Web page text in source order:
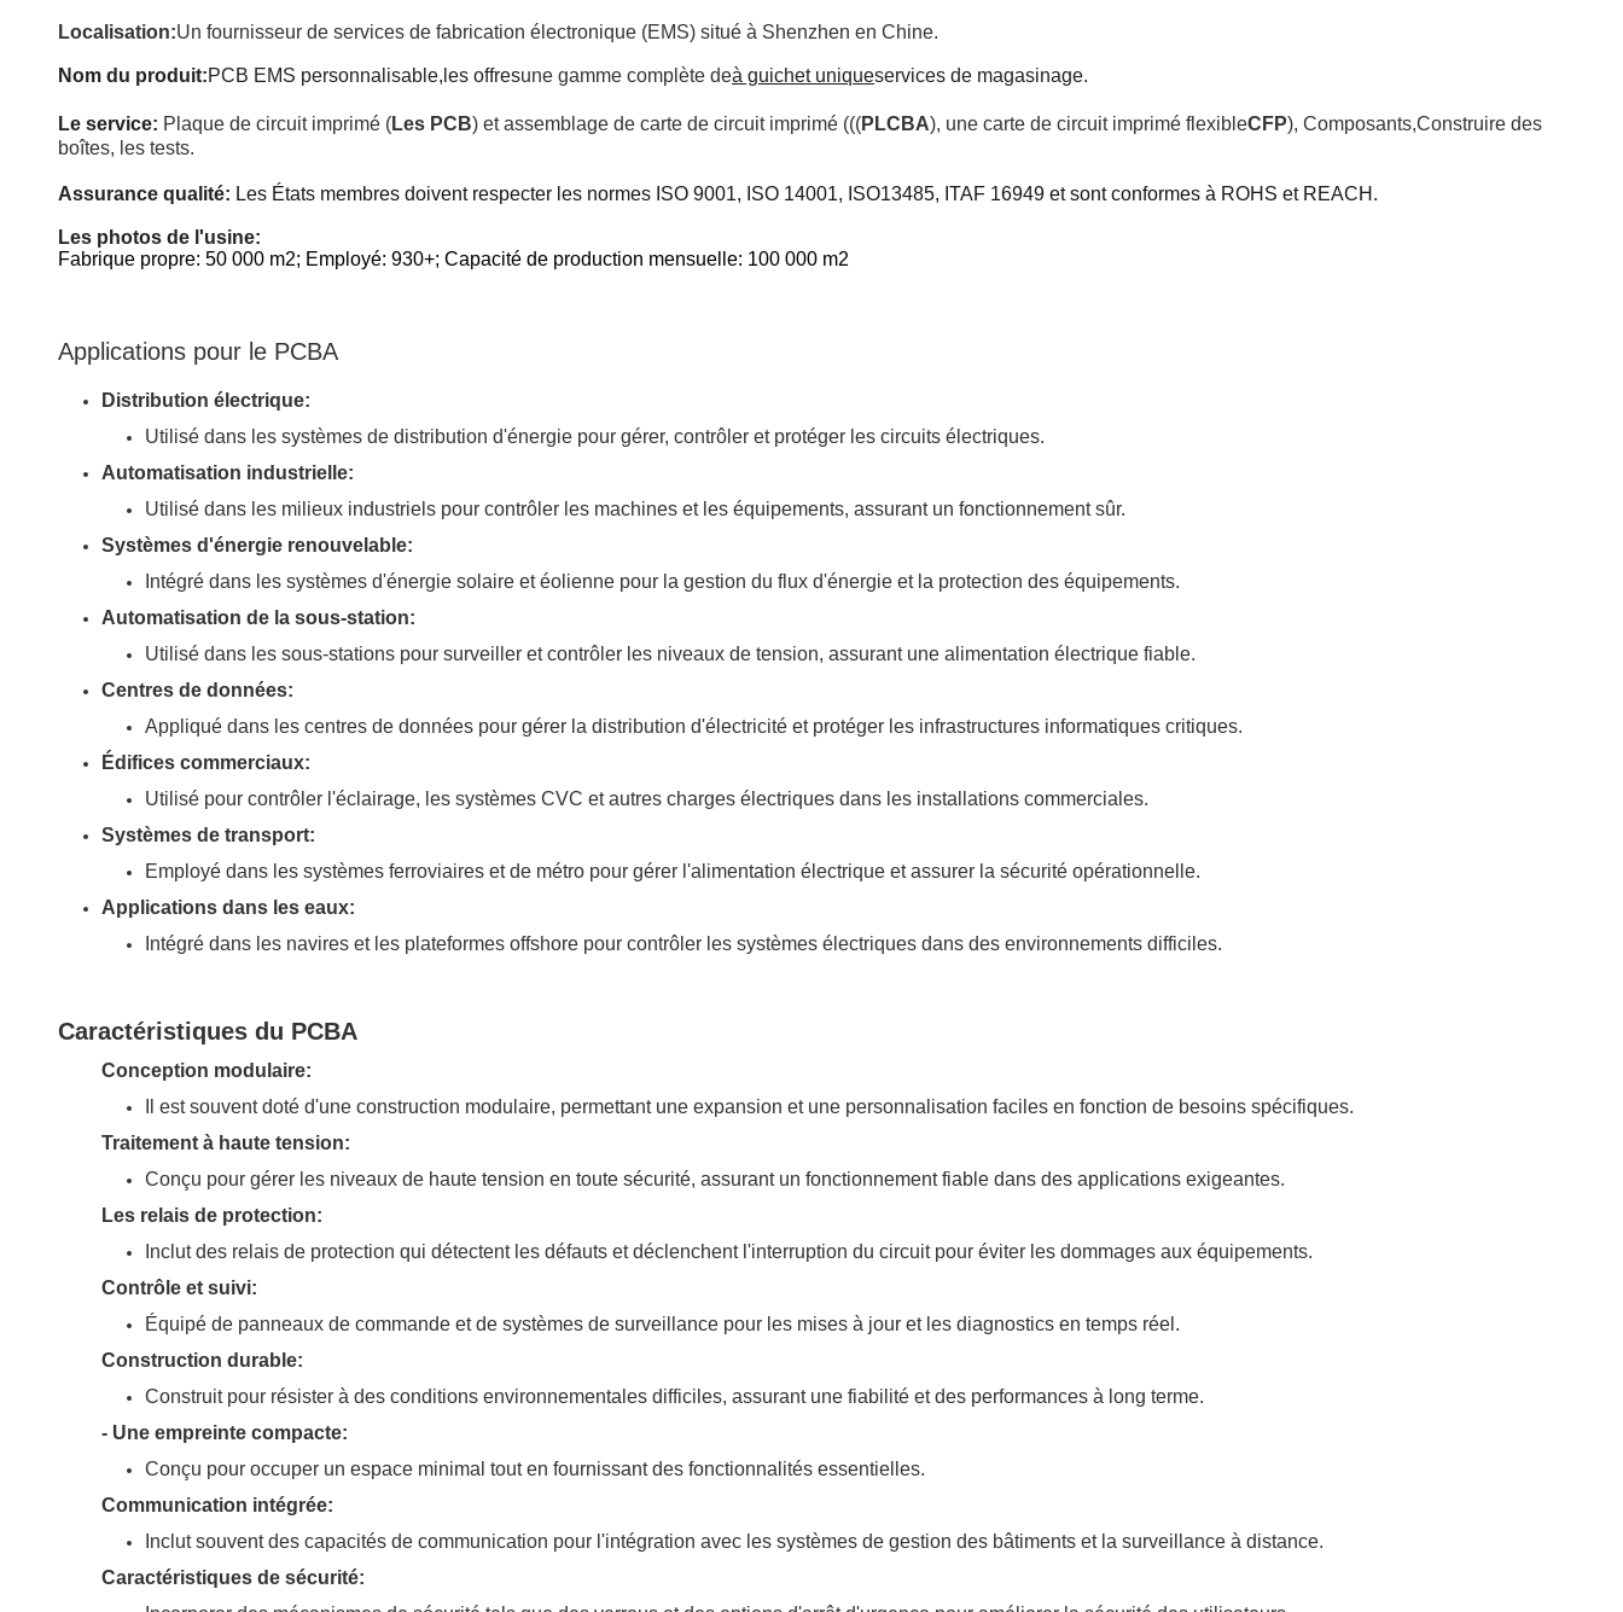
Localisation:Un fournisseur de services de fabrication électronique (EMS) situé à Shenzhen en Chine.
Nom du produit:PCB EMS personnalisable, les offresune gamme complète deà guichet uniqueservices de magasinage.
Le service: Plaque de circuit imprimé (Les PCB) et assemblage de carte de circuit imprimé (((PLCBA), une carte de circuit imprimé flexibleCFP), Composants,Construire des
boîtes, les tests.
Assurance qualité: Les États membres doivent respecter les normes ISO 9001, ISO 14001, ISO13485, ITAF 16949 et sont conformes à ROHS et REACH.
Les photos de l'usine:
Fabrique propre: 50 000 m2; Employé: 930+; Capacité de production mensuelle: 100 000 m2
Applications pour le PCBA
Distribution électrique:
Utilisé dans les systèmes de distribution d'énergie pour gérer, contrôler et protéger les circuits électriques.
Automatisation industrielle:
Utilisé dans les milieux industriels pour contrôler les machines et les équipements, assurant un fonctionnement sûr.
Systèmes d'énergie renouvelable:
Intégré dans les systèmes d'énergie solaire et éolienne pour la gestion du flux d'énergie et la protection des équipements.
Automatisation de la sous-station:
Utilisé dans les sous-stations pour surveiller et contrôler les niveaux de tension, assurant une alimentation électrique fiable.
Centres de données:
Appliqué dans les centres de données pour gérer la distribution d'électricité et protéger les infrastructures informatiques critiques.
Édifices commerciaux:
Utilisé pour contrôler l'éclairage, les systèmes CVC et autres charges électriques dans les installations commerciales.
Systèmes de transport:
Employé dans les systèmes ferroviaires et de métro pour gérer l'alimentation électrique et assurer la sécurité opérationnelle.
Applications dans les eaux:
Intégré dans les navires et les plateformes offshore pour contrôler les systèmes électriques dans des environnements difficiles.
Caractéristiques du PCBA
Conception modulaire:
Il est souvent doté d'une construction modulaire, permettant une expansion et une personnalisation faciles en fonction de besoins spécifiques.
Traitement à haute tension:
Conçu pour gérer les niveaux de haute tension en toute sécurité, assurant un fonctionnement fiable dans des applications exigeantes.
Les relais de protection:
Inclut des relais de protection qui détectent les défauts et déclenchent l'interruption du circuit pour éviter les dommages aux équipements.
Contrôle et suivi:
Équipé de panneaux de commande et de systèmes de surveillance pour les mises à jour et les diagnostics en temps réel.
Construction durable:
Construit pour résister à des conditions environnementales difficiles, assurant une fiabilité et des performances à long terme.
- Une empreinte compacte:
Conçu pour occuper un espace minimal tout en fournissant des fonctionnalités essentielles.
Communication intégrée:
Inclut souvent des capacités de communication pour l'intégration avec les systèmes de gestion des bâtiments et la surveillance à distance.
Caractéristiques de sécurité: